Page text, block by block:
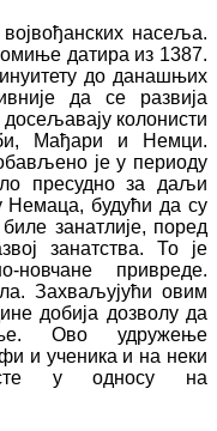
насеља.
датира из 1387.
до данашњих
да се развија
колонисти
Мађари и Немци.
је у периоду
пресудно за даљи
Немаца, будући да су
занатлије, поред
занатства. То је
новчане привреде.
Захваљујући овим
добија дозволу да
Ово удружење
и ученика и на неки
у односу на